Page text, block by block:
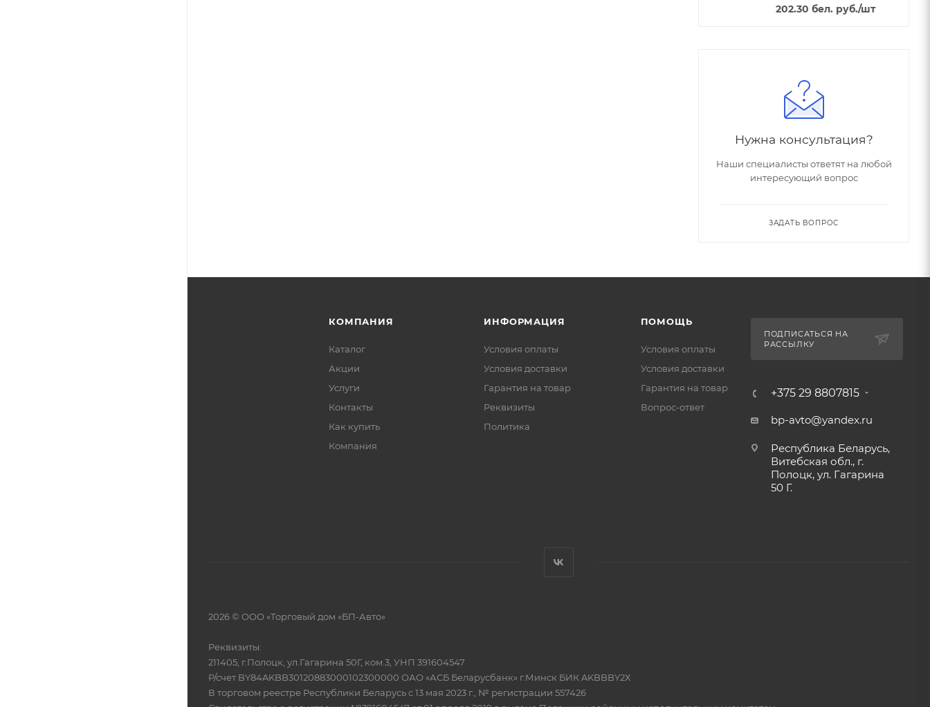
202.30 бел. руб./шт
Нужна консультация?
Наши специалисты ответят на любой
интересующий вопрос
ЗАДАТЬ ВОПРОС
КОМПАНИЯ
Каталог
Акции
Услуги
Контакты
Как купить
Компания
ИНФОРМАЦИЯ
Условия оплаты
Условия доставки
Гарантия на товар
Реквизиты
Политика
ПОМОЩЬ
Условия оплаты
Условия доставки
Гарантия на товар
Вопрос-ответ
ПОДПИСАТЬСЯ НА
РАССЫЛКУ
+375 29 8807815
bp-avto@yandex.ru
Республика Беларусь,
Витебская обл., г.
Полоцк, ул. Гагарина
50 Г.
2026 © ООО «Торговый дом «БП-Авто»
Реквизиты:
211405, г.Полоцк, ул.Гагарина 50Г, ком.3, УНП 391604547
Р/счет BY84AKBB30120883000102300000 ОАО «АСБ Беларусбанк» г.Минск БИК AKBBBY2Х
В торговом реестре Республики Беларусь с 13 мая 2023 г., № регистрации 557426